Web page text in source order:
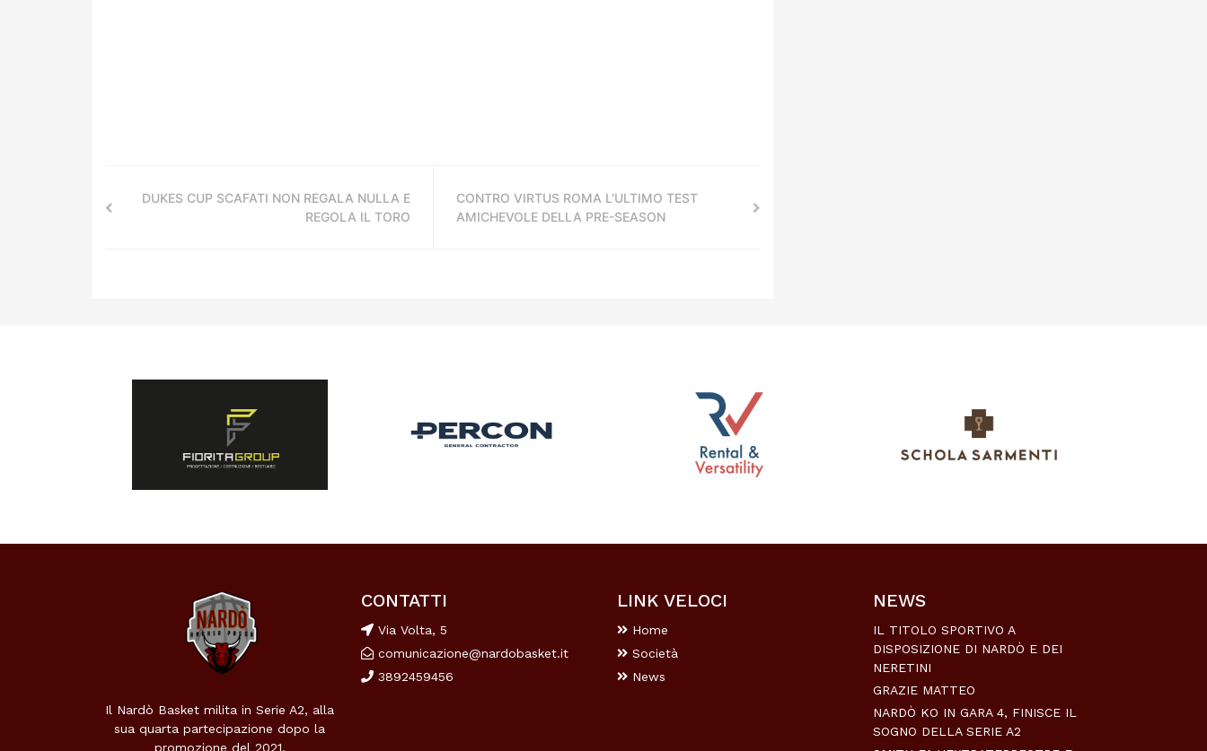
DUKES CUP SCAFATI NON REGALA NULLA E
REGOLA IL TORO
CONTRO VIRTUS ROMA L'ULTIMO TEST
AMICHEVOLE DELLA PRE-SEASON
Il Nardò Basket milita in Serie A2, alla
sua quarta partecipazione dopo la
promozione del 2021.
CONTATTI
Via Volta, 5
comunicazione@nardobasket.it
3892459456
LINK VELOCI
Home
Società
News
NEWS
IL TITOLO SPORTIVO A
DISPOSIZIONE DI NARDÒ E DEI
NERETINI
GRAZIE MATTEO
NARDÒ KO IN GARA 4, FINISCE IL
SOGNO DELLA SERIE A2